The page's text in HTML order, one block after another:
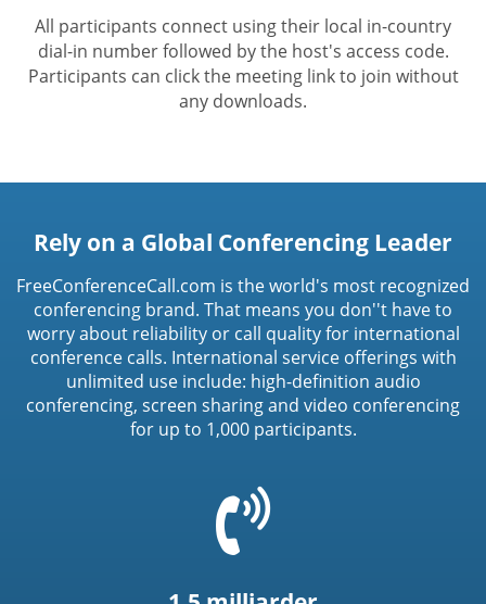
All participants connect using their local in-country
dial-in number followed by the host's access code.
Participants can click the meeting link to join without
any downloads.
Rely on a Global Conferencing Leader
FreeConferenceCall.com is the world's most recognized
conferencing brand. That means you don''t have to
worry about reliability or call quality for international
conference calls. International service offerings with
unlimited use include: high-definition audio
conferencing, screen sharing and video conferencing
for up to 1,000 participants.
t('common.phone_icon')